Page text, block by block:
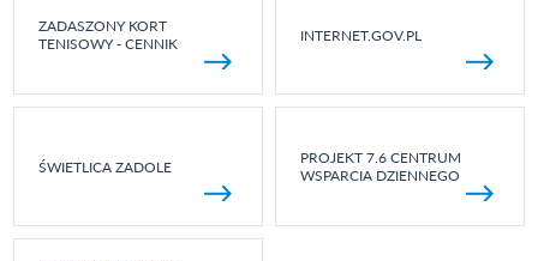
ZADASZONY KORT
TENISOWY - CENNIK
INTERNET.GOV.PL
ŚWIETLICA ZADOLE
PROJEKT 7.6 CENTRUM
WSPARCIA DZIENNEGO